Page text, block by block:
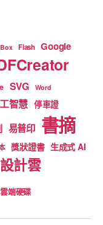
Flash Google
SVG Word
智慧 停車證
易普印 書摘
獎狀證書 生成式 AI
設計雲
雲端硬碟